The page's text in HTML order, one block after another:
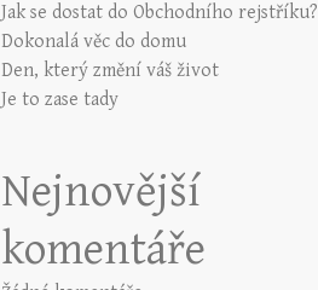
Jak se dostat do Obchodního rejstříku?
Dokonalá věc do domu
Den, který změní váš život
Je to zase tady
Nejnovější
komentáře